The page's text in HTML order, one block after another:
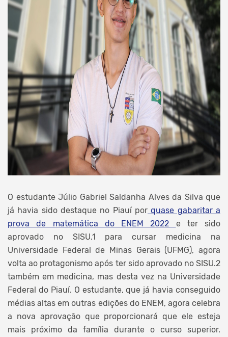
O estudante Júlio Gabriel Saldanha Alves da Silva que
já havia sido destaque no Piauí por quase gabaritar a
prova de matemática do ENEM 2022 e ter sido
aprovado no SISU.1 para cursar medicina na
Universidade Federal de Minas Gerais (UFMG), agora
volta ao protagonismo após ter sido aprovado no SISU.2
também em medicina, mas desta vez na Universidade
Federal do Piauí. O estudante, que já havia conseguido
médias altas em outras edições do ENEM, agora celebra
a nova aprovação que proporcionará que ele esteja
mais próximo da família durante o curso superior.